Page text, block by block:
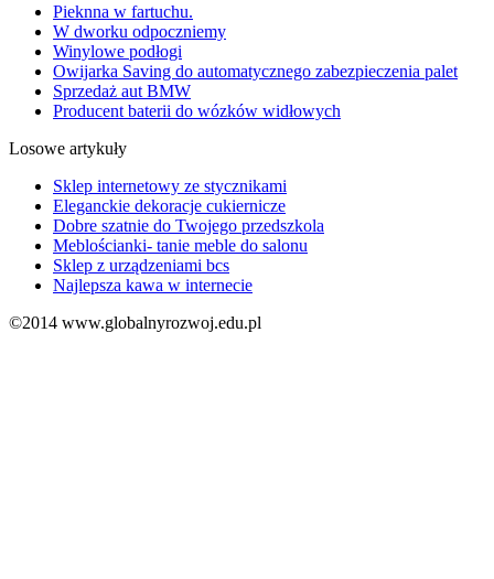
Pieknna w fartuchu.
W dworku odpoczniemy
Winylowe podłogi
Owijarka Saving do automatycznego zabezpieczenia palet
Sprzedaż aut BMW
Producent baterii do wózków widłowych
Losowe artykuły
Sklep internetowy ze stycznikami
Eleganckie dekoracje cukiernicze
Dobre szatnie do Twojego przedszkola
Meblościanki- tanie meble do salonu
Sklep z urządzeniami bcs
Najlepsza kawa w internecie
©2014 www.globalnyrozwoj.edu.pl